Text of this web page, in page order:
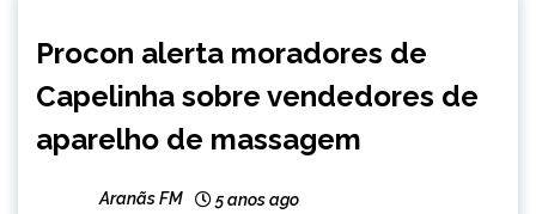
NOTÍCIAS
Procon alerta moradores de
Capelinha sobre vendedores de
aparelho de massagem
Aranãs FM 5 anos ago